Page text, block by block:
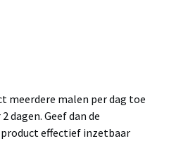
meerdere malen per dag toe
dagen. Geef dan de
product effectief inzetbaar